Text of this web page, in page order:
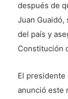
después de
Juan
del país y
Constitución
El presidente
anunció este